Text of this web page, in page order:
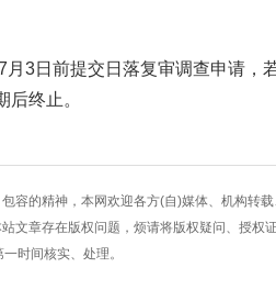
3日前提交日落复审调查申请，
终止。
包容的精神，本网欢迎各方(自)媒体、机构转
文章存在版权问题，烦请将版权疑问、授权
一时间核实、处理。